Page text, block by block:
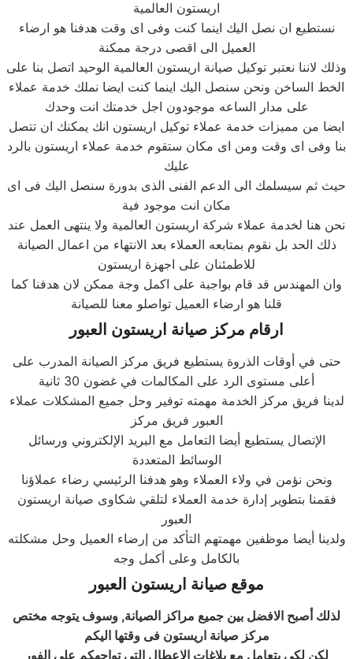
اريستون العالمية
نستطيع ان نصل اليك اينما كنت وفى اى وقت هدفنا هو ارضاء
العميل الى اقصى درجة ممكنة
وذلك لاننا نعتبر توكيل صيانة اريستون العالمية الوحيد اتصل بنا على
الخط الساخن ونحن سنصل اليك اينما كنت ايضا نملك خدمة عملاء
على مدار الساعه موجودون اجل خدمتك انت وحدك
ايضا من مميزات خدمة عملاء توكيل اريستون انك يمكنك ان تتصل
بنا وفى اى وقت ومن اى مكان ستقوم خدمة عملاء اريستون بالرد
عليك
حيث ثم سيسلمك الى الدعم الفنى الذى بدورة سنصل اليك فى اى
مكان انت موجود فية
نحن هنا لخدمة عملاء شركة اريستون العالمية ولا ينتهى العمل عند
ذلك الحد بل نقوم بمتابعه العملاء بعد الانتهاء من اعمال الصيانة
للاطمئنان على اجهزة اريستون
وان المهندس قد قام بواجبة على اكمل وجة ممكن لان هدفنا كما
قلنا هو ارضاء العميل تواصلو معنا للصيانة
ارقام مركز صيانة اريستون العبور
حتى في أوقات الذروة يستطيع فريق مركز الصيانة المدرب على
أعلى مستوى الرد على المكالمات في غضون 30 ثانية
لدينا فريق مركز الخدمة مهمته توفير وحل جميع المشكلات عملاء
العبور فريق مركز
الإتصال يستطيع أيضا التعامل مع البريد الإلكتروني ورسائل
الوسائط المتعددة
ونحن نؤمن في ولاء العملاء وهو هدفنا الرئيسي رضاء عملاؤنا
فقمنا بتطوير إدارة خدمة العملاء لتلقي شكاوى صيانة اريستون
العبور
ولدينا أيضا موظفين مهمتهم التأكد من إرضاء العميل وحل مشكلته
بالكامل وعلى أكمل وجه
موقع صيانة اريستون العبور
لذلك أصبح الافضل بين جميع مراكز الصيانة, وسوف يتوجه مختص
مركز صيانة اريستون فى وقتها اليكم
لكن لكي يتعامل مع بلاغات الاعطال التي تواجهكم على الفور